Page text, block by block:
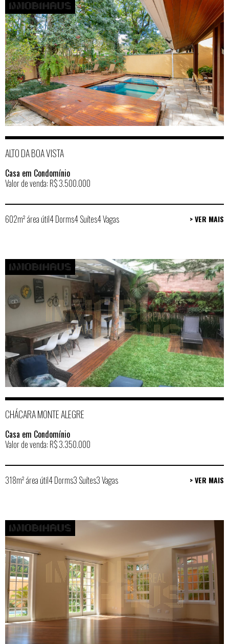
ALTO DA BOA VISTA
Casa em Condomínio
Valor de venda: R$ 3.500.000
602m² área útil4 Dorms4 Suítes4 Vagas > VER MAIS
CHÁCARA MONTE ALEGRE
Casa em Condomínio
Valor de venda: R$ 3.350.000
318m² área útil4 Dorms3 Suítes3 Vagas > VER MAIS